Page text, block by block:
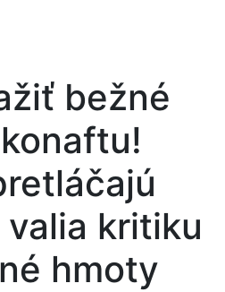
bežné
valia kritiku
hmoty